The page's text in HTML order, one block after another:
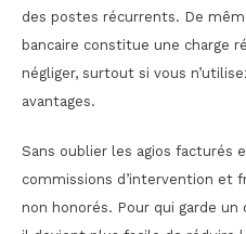
des postes récurrents. De
bancaire constitue une charge
négliger, surtout si vous
avantages.
Sans oublier les agios facturés
commissions d’intervention et
non honorés. Pour qui garde